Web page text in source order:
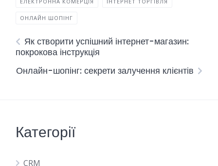
ОНЛАЙН ШОПІНГ
Як створити успішний інтернет-магазин:
покрокова інструкція
Онлайн-шопінг: секрети залучення клієнтів
Категорії
CRM